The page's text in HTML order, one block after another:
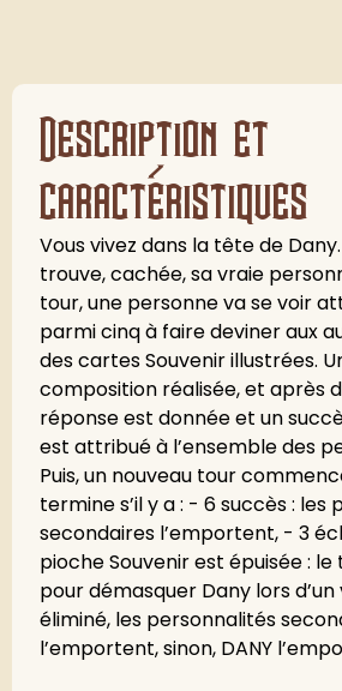
Description et
caractéristiques
Vous vivez dans la tête de
trouve, cachée, sa vraie
tour, une personne va se voir
parmi cinq à faire deviner aux
des cartes Souvenir illustrées.
composition réalisée, et après
réponse est donnée et un
est attribué à l’ensemble des
Puis, un nouveau tour
termine s’il y a : - 6 succès : les
secondaires l’emportent, - 3
pioche Souvenir est épuisée : le
pour démasquer Dany lors d’un
éliminé, les personnalités
l’emportent, sinon, DANY